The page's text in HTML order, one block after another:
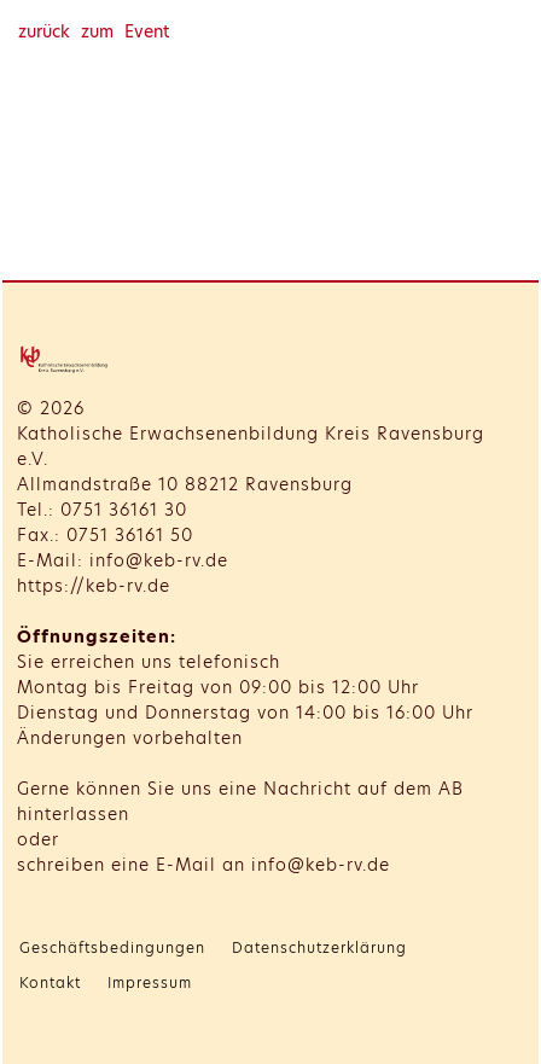
zurück zum Event
© 2026
Katholische Erwachsenenbildung Kreis Ravensburg
e.V.
Allmandstraße 10 88212 Ravensburg
Tel.: 0751 36161 30
Fax.: 0751 36161 50
E-Mail: info@keb-rv.de
https://keb-rv.de
Öffnungszeiten:
Sie erreichen uns telefonisch
Montag bis Freitag von 09:00 bis 12:00 Uhr
Dienstag und Donnerstag von 14:00 bis 16:00 Uhr
Änderungen vorbehalten
Gerne können Sie uns eine Nachricht auf dem AB
hinterlassen
oder
schreiben eine E-Mail an info@keb-rv.de
Geschäftsbedingungen
Datenschutzerklärung
Kontakt
Impressum